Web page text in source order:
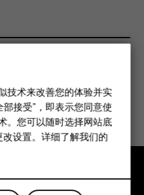
技术来改善您的体验并实
接受”，即表示您同意使
。您可以随时选择网站底
设置。详细了解我们的